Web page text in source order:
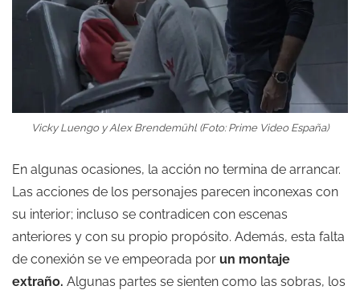
Vicky Luengo y Alex Brendemühl (Foto: Prime Video España)
En algunas ocasiones, la acción no termina de arrancar.
Las acciones de los personajes parecen inconexas con
su interior; incluso se contradicen con escenas
anteriores y con su propio propósito. Además, esta falta
de conexión se ve empeorada por un montaje
extraño. Algunas partes se sienten como las sobras, los